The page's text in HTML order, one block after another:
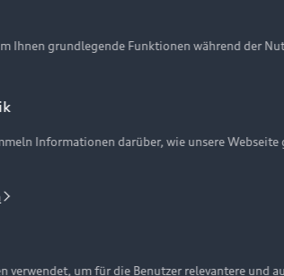
Datenschutzinformation
und Anordnung der Embleme am
Ihnen grundlegende Funktionen während der
Informationen darüber, wie unsere
verwendet, um für die Benutzer relevantere und